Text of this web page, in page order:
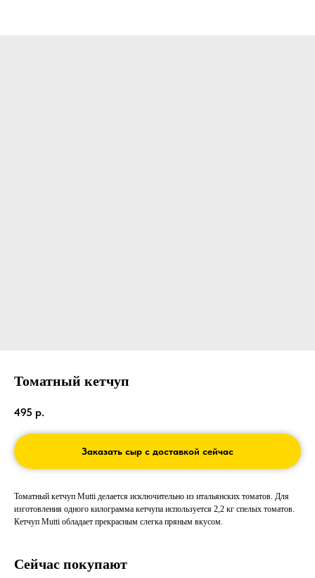
Томатный кетчуп
495 р.
Заказать сыр с доставкой сейчас
Томатный кетчуп Mutti делается исключительно из итальянских томатов. Для
изготовления одного килограмма кетчупа используется 2,2 кг спелых томатов.
Кетчуп Mutti обладает прекрасным слегка пряным вкусом.
Сейчас покупают